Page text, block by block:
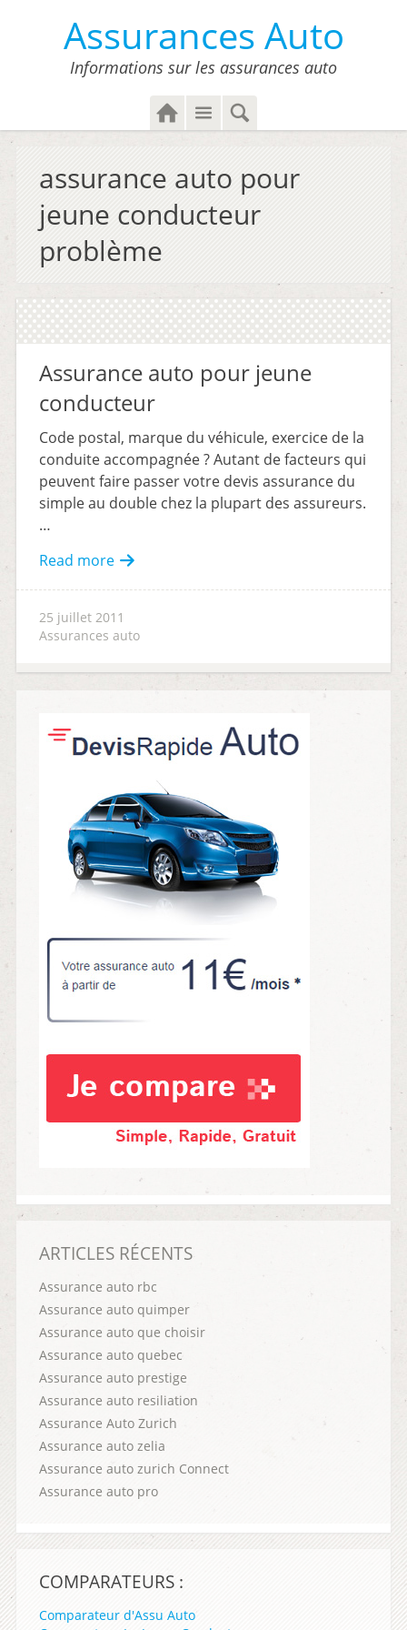
Assurances Auto
Informations sur les assurances auto
H
o
M
u
S
e
r
c
h
assurance auto pour
jeune conducteur
problème
Assurance auto pour jeune
conducteur
Code postal, marque du véhicule, exercice de la
conduite accompagnée ? Autant de facteurs qui
peuvent faire passer votre devis assurance du
simple au double chez la plupart des assureurs.
…
Read more
25 juillet 2011
Assurances auto
ARTICLES RÉCENTS
Assurance auto rbc
Assurance auto quimper
Assurance auto que choisir
Assurance auto quebec
Assurance auto prestige
Assurance auto resiliation
Assurance Auto Zurich
Assurance auto zelia
Assurance auto zurich Connect
Assurance auto pro
COMPARATEURS :
Comparateur d'Assu Auto